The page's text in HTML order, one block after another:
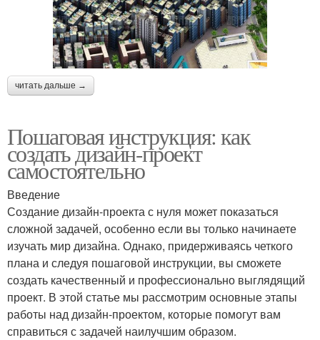
читать дальше →
Пошаговая инструкция: как
создать дизайн-проект
самостоятельно
Введение
Создание дизайн-проекта с нуля может показаться
сложной задачей, особенно если вы только начинаете
изучать мир дизайна. Однако, придерживаясь четкого
плана и следуя пошаговой инструкции, вы сможете
создать качественный и профессионально выглядящий
проект. В этой статье мы рассмотрим основные этапы
работы над дизайн-проектом, которые помогут вам
справиться с задачей наилучшим образом.